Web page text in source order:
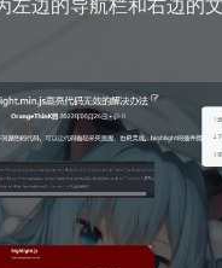
边的导航栏和右边